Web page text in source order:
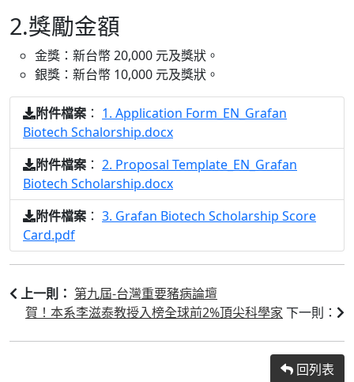
2.獎勵金額
金獎：新台幣 20,000 元及獎狀。
銀獎：新台幣 10,000 元及獎狀。
附件檔案 ： 1. Application Form_EN_Grafan
Biotech Schalorship.docx
附件檔案 ： 2. Proposal Template_EN_Grafan
Biotech Scholarship.docx
附件檔案 ： 3. Grafan Biotech Scholarship Score
Card.pdf
上一則：
第九屆-台灣重要豬病論壇
賀！本系李滋泰教授入榜全球前2%頂尖科學家 下一則：
回列表